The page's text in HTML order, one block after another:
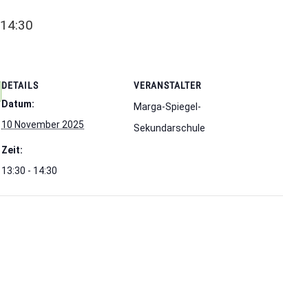
14:30
DETAILS
Datum:
10 November 2025
Zeit:
13:30 - 14:30
VERANSTALTER
Marga-Spiegel-
Sekundarschule